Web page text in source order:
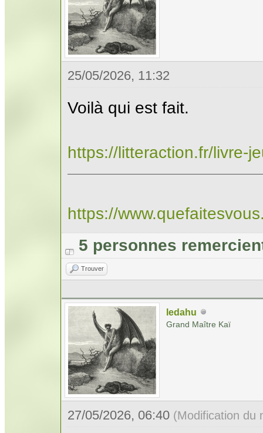
25/05/2026, 11:32
Voilà qui est fait.
https://litteraction.fr/livre-
https://
5 personnes
Trouver
ledahu
Grand Maître Kaï
27/05/2026, 06:40 (Modification du